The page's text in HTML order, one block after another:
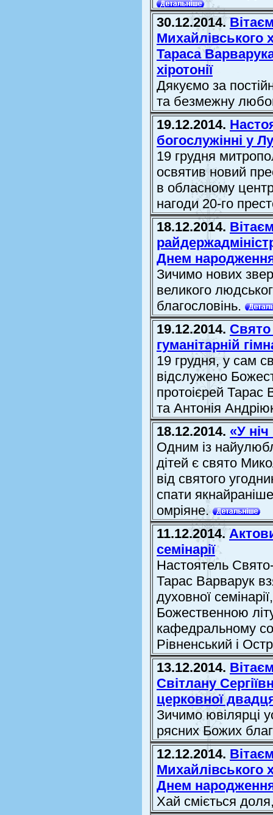
30.12.2014.
Михайлівського
Тараса
хіротонії
Дякуємо за
та безмежну
19.12.2014.
богослужінні у
19 грудня
освятив новий
в обласному
нагоди 20-го
18.12.2014.
Днем
Зичимо нових
великого
благословінь.
19.12.2014. Свято
гуманітарній
19 грудня, у сам
відслужено
протоієрей Тарас
та Антонія
18.12.2014. «У
Одним із
дітей є свято
від святого
спати
омріяне.
11.12.2014.
семінарії
Настоятель
Тарас Варварук
духовної
Божественною
кафедральному
Рівненський і
13.12.2014.
Світлану
церковної
Зичимо ювілярці
рясних Божих
12.12.2014.
Михайлівського
Днем
Хай сміється